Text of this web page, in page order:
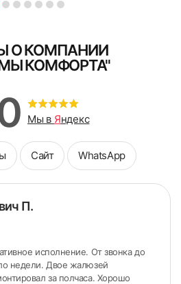
О КОМПАНИИ
КОМФОРТА"
Мы в Яндекс
Сайт WhatsApp
П.
исполнение. От звонка до
недели. Двое жалюзей
за полчаса. Хорошо